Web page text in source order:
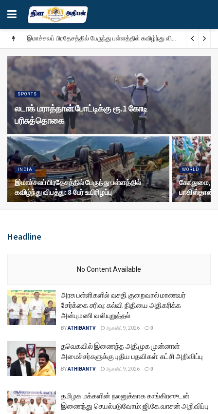
இமாச்சலப் பிரதேசத்தில் பேருந்து பள்ளத்தில் கவிழ்ந்து விபத்து: 8 பேர் உயிரிழப்பு
SPORTS
லடாக் மராத்தான் போட்டிக்கு ரூ.1 கோடி
பரிசுத்தொகை
INDIA
இமாச்சலப் பிரதேசத்தில் பேருந்து பள்ளத்தில்
கவிழ்ந்து விபத்து: 8 பேர் உயிரிழப்பு
WORLD
கோதுமை,
பாகிஸ்தான்
Headline
No Content Available
அரசு பள்ளிகளில் வசதி குறைவால் மாணவர்
சேர்க்கை சரிவு: கல்வி நிதியை அதிகரிக்க
அன்புமணி வலியுறுத்தல்
BYATHIBANTV ஆகஸ்ட் 9, 2026 0
தவெகவில் இணைந்த அதிமுக முன்னாள்
அமைச்சர்களுக்கு புதிய பதவிகள்: கட்சி அறிவிப்பு
BYATHIBANTV ஆகஸ்ட் 9, 2026 0
தமிழக மக்களின் நலனுக்காக காங்கிரஸுடன்
இணைந்து செயல்படுவோம்: ஜி.கே.வாசன் அறிவிப்பு